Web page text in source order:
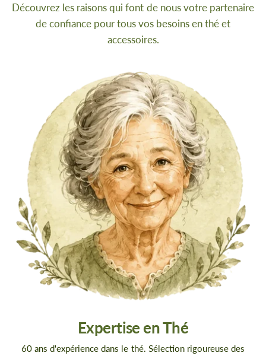
Découvrez les raisons qui font de nous votre partenaire
de confiance pour tous vos besoins en thé et
accessoires.
Expertise en Thé
60 ans d'expérience dans le thé. Sélection rigoureuse des